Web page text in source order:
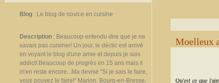
Blog : Le blog de novice en cuisine
Description : Beaucoup entendu dire que je ne
savais pas cuisiner! Un jour, le déclic est arrivé
en voyant le blog d'une amie et depuis je suis
addict! Beaucoup de progrès en 15 ans mais il
m'en reste encore...Ma devise "Si je sais le faire,
vous pouvez le faire!" Marion, Bourg-en-Bresse,
Moelleux
Qu'est ce que